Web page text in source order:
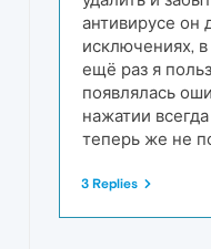
антивирусе он
исключениях, в
ещё раз я
появлялась
нажатии
теперь же не
3 Replies